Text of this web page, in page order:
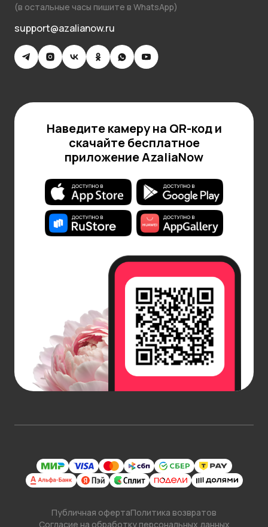
(в остальные часы пишите в WhatsApp)
support@azalianow.ru
Наведите камеру на QR-код и
скачайте бесплатное
приложение AzaliaNow
Публичная офертаПолитика возвратов
Согласие на обработку персональных данных